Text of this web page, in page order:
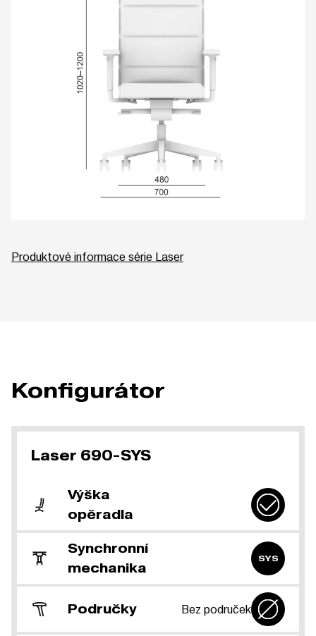
Produktové informace série Laser
Konfigurátor
Laser 690-SYS
Výška
opěradla
Synchronní
mechanika
SYS
Područky Bez područek